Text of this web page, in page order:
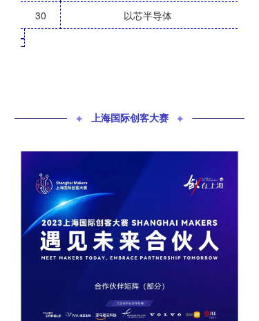
30
以芯半导体
_
✦ 上海国际创客大赛 ✦